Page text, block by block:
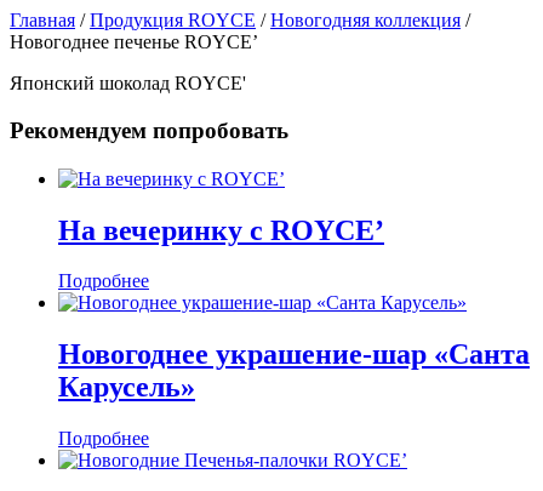
Главная /Продукция ROYCE /Новогодняя коллекция /
Новогоднее печенье ROYCE’
Японский шоколад ROYCE'
Рекомендуем попробовать
На вечеринку с ROYCE’
Подробнее
Новогоднее украшение-шар «Санта
Карусель»
Подробнее